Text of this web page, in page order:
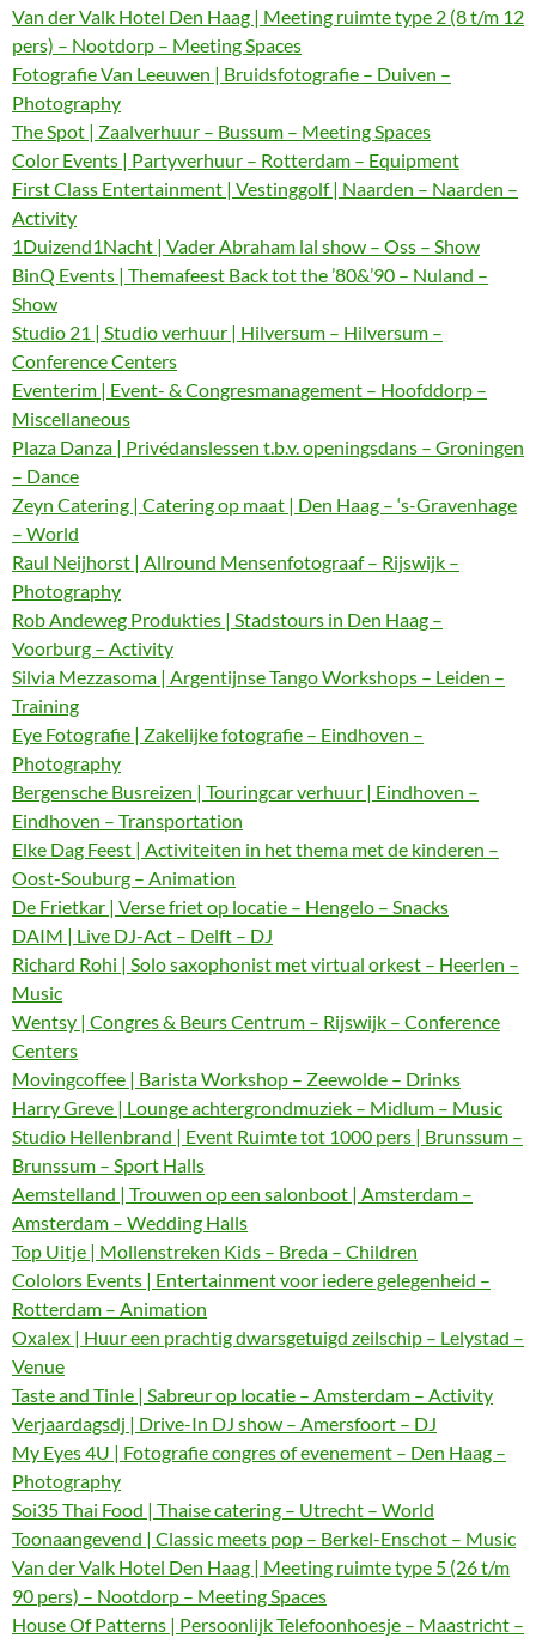
Van der Valk Hotel Den Haag | Meeting ruimte type 2 (8 t/m 12
pers) – Nootdorp – Meeting Spaces
Fotografie Van Leeuwen | Bruidsfotografie – Duiven –
Photography
The Spot | Zaalverhuur – Bussum – Meeting Spaces
Color Events | Partyverhuur – Rotterdam – Equipment
First Class Entertainment | Vestinggolf | Naarden – Naarden –
Activity
1Duizend1Nacht | Vader Abraham lal show – Oss – Show
BinQ Events | Themafeest Back tot the ’80&’90 – Nuland –
Show
Studio 21 | Studio verhuur | Hilversum – Hilversum –
Conference Centers
Eventerim | Event- & Congresmanagement – Hoofddorp –
Miscellaneous
Plaza Danza | Privédanslessen t.b.v. openingsdans – Groningen
– Dance
Zeyn Catering | Catering op maat | Den Haag – ‘s-Gravenhage
– World
Raul Neijhorst | Allround Mensenfotograaf – Rijswijk –
Photography
Rob Andeweg Produkties | Stadstours in Den Haag –
Voorburg – Activity
Silvia Mezzasoma | Argentijnse Tango Workshops – Leiden –
Training
Eye Fotografie | Zakelijke fotografie – Eindhoven –
Photography
Bergensche Busreizen | Touringcar verhuur | Eindhoven –
Eindhoven – Transportation
Elke Dag Feest | Activiteiten in het thema met de kinderen –
Oost-Souburg – Animation
De Frietkar | Verse friet op locatie – Hengelo – Snacks
DAIM | Live DJ-Act – Delft – DJ
Richard Rohi | Solo saxophonist met virtual orkest – Heerlen –
Music
Wentsy | Congres & Beurs Centrum – Rijswijk – Conference
Centers
Movingcoffee | Barista Workshop – Zeewolde – Drinks
Harry Greve | Lounge achtergrondmuziek – Midlum – Music
Studio Hellenbrand | Event Ruimte tot 1000 pers | Brunssum –
Brunssum – Sport Halls
Aemstelland | Trouwen op een salonboot | Amsterdam –
Amsterdam – Wedding Halls
Top Uitje | Mollenstreken Kids – Breda – Children
Cololors Events | Entertainment voor iedere gelegenheid –
Rotterdam – Animation
Oxalex | Huur een prachtig dwarsgetuigd zeilschip – Lelystad –
Venue
Taste and Tinle | Sabreur op locatie – Amsterdam – Activity
Verjaardagsdj | Drive-In DJ show – Amersfoort – DJ
My Eyes 4U | Fotografie congres of evenement – Den Haag –
Photography
Soi35 Thai Food | Thaise catering – Utrecht – World
Toonaangevend | Classic meets pop – Berkel-Enschot – Music
Van der Valk Hotel Den Haag | Meeting ruimte type 5 (26 t/m
90 pers) – Nootdorp – Meeting Spaces
House Of Patterns | Persoonlijk Telefoonhoesje – Maastricht –